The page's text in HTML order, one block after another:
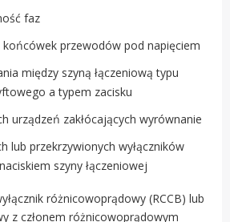
faz
końcówek przewodów pod napięciem
między szyną łączeniową typu
a typem zacisku
urządzeń zakłócających wyrównanie
lub przekrzywionych wyłączników
szyny łączeniowej
różnicowoprądowy (RCCB) lub
z członem różnicowoprądowym